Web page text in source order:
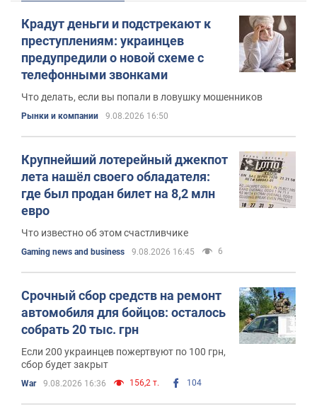
Крадут деньги и подстрекают к
преступлениям: украинцев
предупредили о новой схеме с
телефонными звонками
Что делать, если вы попали в ловушку мошенников
Рынки и компании 9.08.2026 16:50
Крупнейший лотерейный джекпот
лета нашёл своего обладателя:
где был продан билет на 8,2 млн
евро
Что известно об этом счастливчике
Gaming news and business 9.08.2026 16:45 6
Срочный сбор средств на ремонт
автомобиля для бойцов: осталось
собрать 20 тыс. грн
Если 200 украинцев пожертвуют по 100 грн,
сбор будет закрыт
War 9.08.2026 16:36 156,2 т. 104